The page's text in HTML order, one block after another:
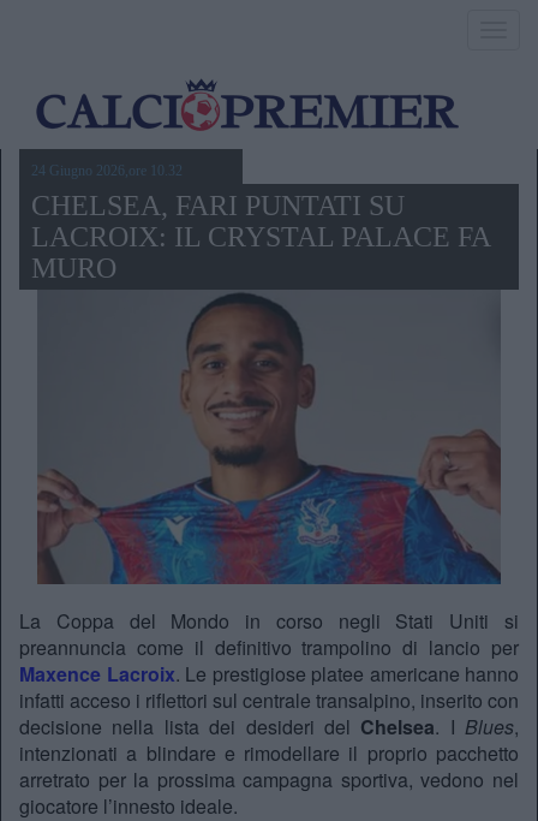
24 Giugno 2026,ore 10.32
CHELSEA, FARI PUNTATI SU
LACROIX: IL CRYSTAL PALACE FA
MURO
La Coppa del Mondo in corso negli Stati Uniti si
preannuncia come il definitivo trampolino di lancio per
Maxence Lacroix. Le prestigiose platee americane hanno
infatti acceso i riflettori sul centrale transalpino, inserito con
decisione nella lista dei desideri del Chelsea. I Blues,
intenzionati a blindare e rimodellare il proprio pacchetto
arretrato per la prossima campagna sportiva, vedono nel
giocatore l’innesto ideale.